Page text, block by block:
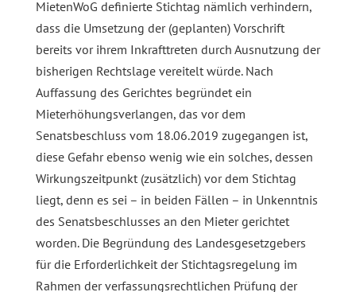
MietenWoG definierte Stichtag nämlich verhindern,
dass die Umsetzung der (geplanten) Vorschrift
bereits vor ihrem Inkrafttreten durch Ausnutzung der
bisherigen Rechtslage vereitelt würde. Nach
Auffassung des Gerichtes begründet ein
Mieterhöhungsverlangen, das vor dem
Senatsbeschluss vom 18.06.2019 zugegangen ist,
diese Gefahr ebenso wenig wie ein solches, dessen
Wirkungszeitpunkt (zusätzlich) vor dem Stichtag
liegt, denn es sei – in beiden Fällen – in Unkenntnis
des Senatsbeschlusses an den Mieter gerichtet
worden. Die Begründung des Landesgesetzgebers
für die Erforderlichkeit der Stichtagsregelung im
Rahmen der verfassungsrechtlichen Prüfung der